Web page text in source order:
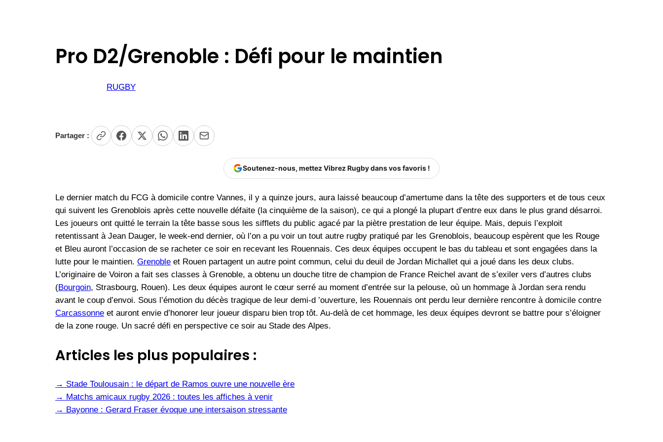
Pro D2/Grenoble : Défi pour le maintien
RUGBY
Partager :
Soutenez-nous, mettez Vibrez Rugby dans vos favoris !
Le dernier match du FCG à domicile contre Vannes, il y a quinze jours, aura laissé beaucoup d’amertume dans la tête des supporters et de tous ceux
qui suivent les Grenoblois après cette nouvelle défaite (la cinquième de la saison), ce qui a plongé la plupart d’entre eux dans le plus grand désarroi.
Les joueurs ont quitté le terrain la tête basse sous les sifflets du public agacé par la piètre prestation de leur équipe. Mais, depuis l’exploit
retentissant à Jean Dauger, le week-end dernier, où l’on a pu voir un tout autre rugby pratiqué par les Grenoblois, beaucoup espèrent que les Rouge
et Bleu auront l’occasion de se racheter ce soir en recevant les Rouennais. Ces deux équipes occupent le bas du tableau et sont engagées dans la
lutte pour le maintien. Grenoble et Rouen partagent un autre point commun, celui du deuil de Jordan Michallet qui a joué dans les deux clubs.
L’originaire de Voiron a fait ses classes à Grenoble, a obtenu un douche titre de champion de France Reichel avant de s’exiler vers d’autres clubs
(Bourgoin, Strasbourg, Rouen). Les deux équipes auront le cœur serré au moment d’entrée sur la pelouse, où un hommage à Jordan sera rendu
avant le coup d’envoi. Sous l’émotion du décès tragique de leur demi-d ’ouverture, les Rouennais ont perdu leur dernière rencontre à domicile contre
Carcassonne et auront envie d’honorer leur joueur disparu bien trop tôt. Au-delà de cet hommage, les deux équipes devront se battre pour s’éloigner
de la zone rouge. Un sacré défi en perspective ce soir au Stade des Alpes.
Articles les plus populaires :
→ Stade Toulousain : le départ de Ramos ouvre une nouvelle ère
→ Matchs amicaux rugby 2026 : toutes les affiches à venir
→ Bayonne : Gerard Fraser évoque une intersaison stressante